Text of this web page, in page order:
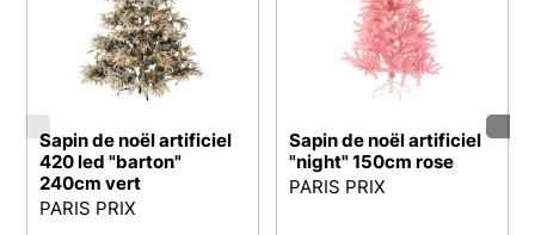
Sapin de noël artificiel
420 led "barton"
240cm vert
PARIS PRIX
Sapin de noël artificiel
"night" 150cm rose
PARIS PRIX